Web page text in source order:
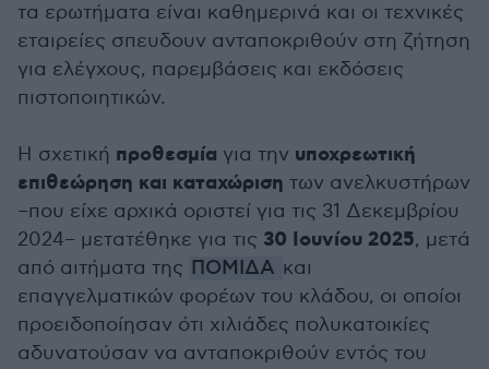
τα ερωτήματα είναι καθημερινά και οι τεχνικές
εταιρείες σπευδουν ανταποκριθούν στη ζήτηση
για ελέγχους, παρεμβάσεις και εκδόσεις
πιστοποιητικών.
Η σχετική προθεσμία για την υποχρεωτική
επιθεώρηση και καταχώριση των ανελκυστήρων
–που είχε αρχικά οριστεί για τις 31 Δεκεμβρίου
2024– μετατέθηκε για τις 30 Ιουνίου 2025, μετά
από αιτήματα της ΠΟΜΙΔΑ και
επαγγελματικών φορέων του κλάδου, οι οποίοι
προειδοποίησαν ότι χιλιάδες πολυκατοικίες
αδυνατούσαν να ανταποκριθούν εντός του